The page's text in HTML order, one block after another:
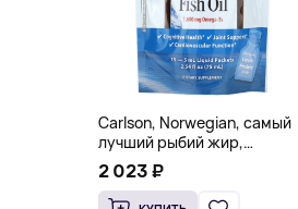
Carlson, Norwegian, самый
лучший рыбий жир,
натуральный лимон, 15
пакетиков (5 мл) каждый
2 023 ₽